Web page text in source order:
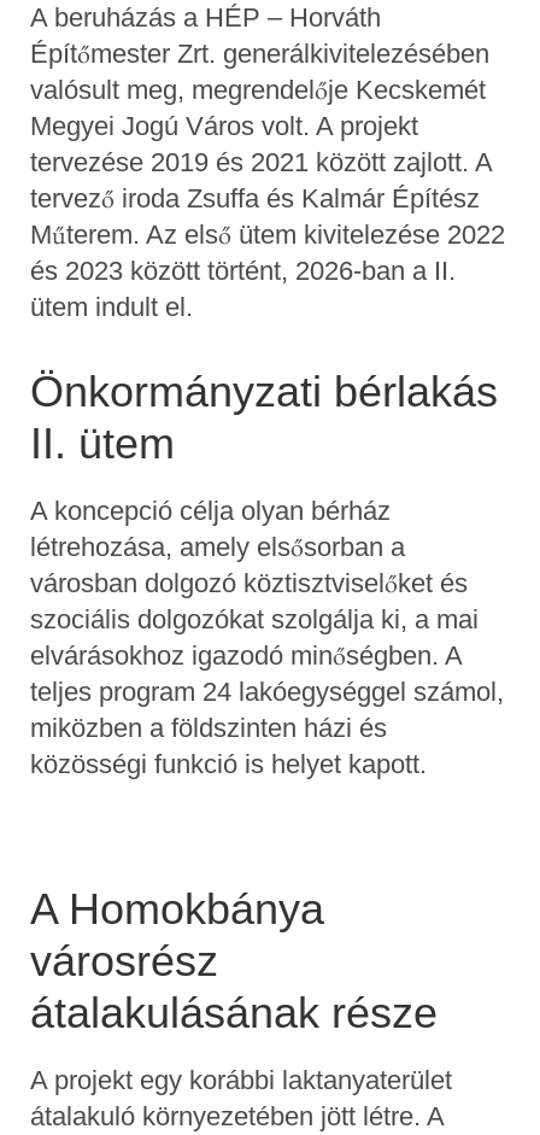
A beruházás a HÉP – Horváth
Építőmester Zrt. generálkivitelezésében
valósult meg, megrendelője Kecskemét
Megyei Jogú Város volt. A projekt
tervezése 2019 és 2021 között zajlott. A
tervező iroda Zsuffa és Kalmár Építész
Műterem. Az első ütem kivitelezése 2022
és 2023 között történt, 2026-ban a II.
ütem indult el.
Önkormányzati bérlakás
II. ütem
A koncepció célja olyan bérház
létrehozása, amely elsősorban a
városban dolgozó köztisztviselőket és
szociális dolgozókat szolgálja ki, a mai
elvárásokhoz igazodó minőségben. A
teljes program 24 lakóegységgel számol,
miközben a földszinten házi és
közösségi funkció is helyet kapott.
A Homokbánya
városrész
átalakulásának része
A projekt egy korábbi laktanyaterület
átalakuló környezetében jött létre. A